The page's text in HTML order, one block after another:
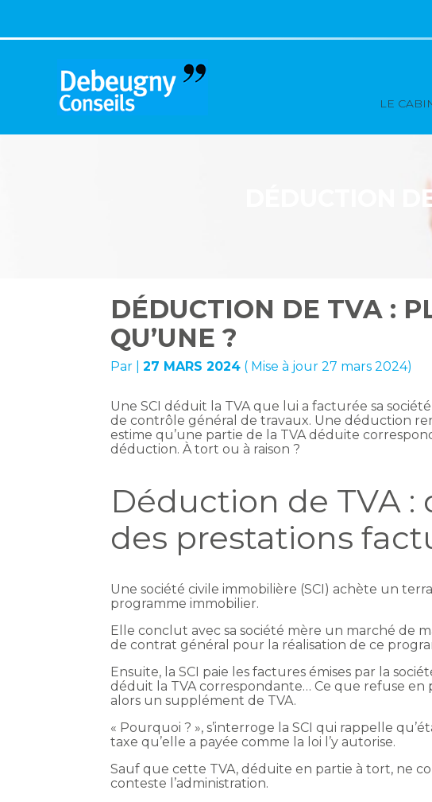
au
LE
DÉDUCTION
DÉDUCTION DE TVA :
QU’UNE ?
Par |27 MARS 2024 ( Mise à jour 27 mars 2024)
Une SCI déduit la TVA que lui a facturée sa
de contrôle général de travaux. Une déduction
estime qu’une partie de la TVA déduite
déduction. À tort ou à raison ?
Déduction de TVA
des prestations
Une société civile immobilière (SCI) achète un
programme immobilier.
Elle conclut avec sa société mère un marché de
de contrat général pour la réalisation de ce
Ensuite, la SCI paie les factures émises par la
déduit la TVA correspondante… Ce que refuse en
alors un supplément de TVA.
« Pourquoi ? », s’interroge la SCI qui rappelle
taxe qu’elle a payée comme la loi l’y autorise.
Sauf que cette TVA, déduite en partie à tort, ne
conteste l’administration.